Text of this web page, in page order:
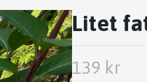
Litet
139 kr